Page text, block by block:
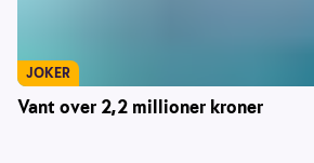
Vant over 2,2 millioner kroner
JOKER